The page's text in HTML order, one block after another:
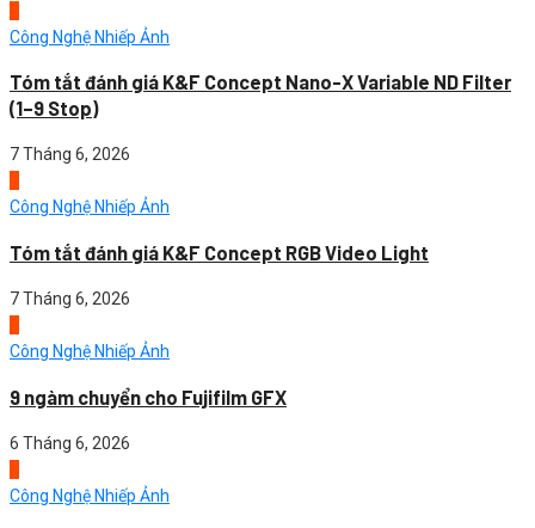
Công Nghệ Nhiếp Ảnh
Tóm tắt đánh giá K&F Concept Nano-X Variable ND Filter
(1–9 Stop)
7 Tháng 6, 2026
Công Nghệ Nhiếp Ảnh
Tóm tắt đánh giá K&F Concept RGB Video Light
7 Tháng 6, 2026
Công Nghệ Nhiếp Ảnh
9 ngàm chuyển cho Fujifilm GFX
6 Tháng 6, 2026
Công Nghệ Nhiếp Ảnh